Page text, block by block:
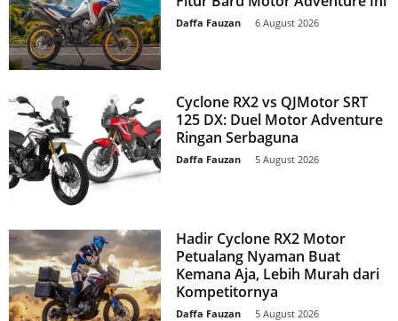
Daffa Fauzan 6 August 2026
Cyclone RX2 vs QJMotor SRT
125 DX: Duel Motor Adventure
Ringan Serbaguna
Daffa Fauzan 5 August 2026
Hadir Cyclone RX2 Motor
Petualang Nyaman Buat
Kemana Aja, Lebih Murah dari
Kompetitornya
Daffa Fauzan 5 August 2026